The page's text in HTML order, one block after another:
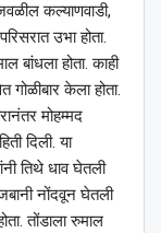
कल्याणवाडी,
उभा होता.
बांधला होता. काही
गोळीबार केला होता.
मोहम्मद
दिली. या
तिथे धाव घेतली
नोंदवून घेतली
तोंडाला रुमाल